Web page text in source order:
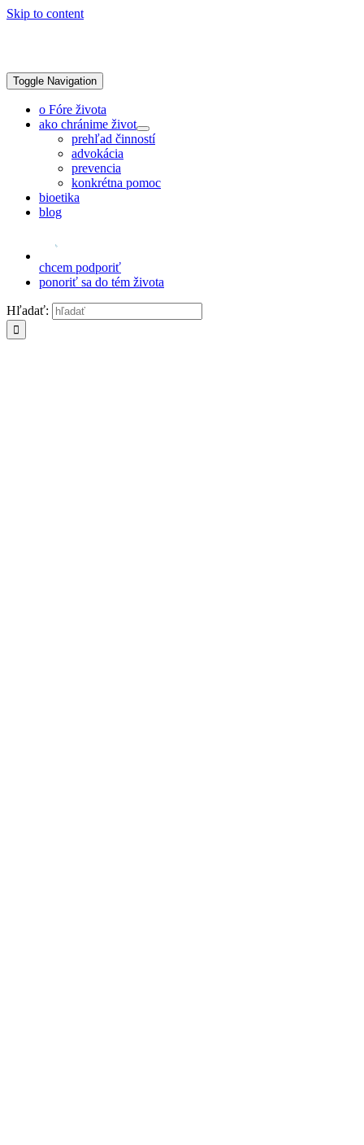
Skip to content
Toggle Navigation
o Fóre života
ako chránime život
prehľad činností
advokácia
prevencia
konkrétna pomoc
bioetika
blog
chcem podporiť
ponoriť sa do tém života
Hľadať: